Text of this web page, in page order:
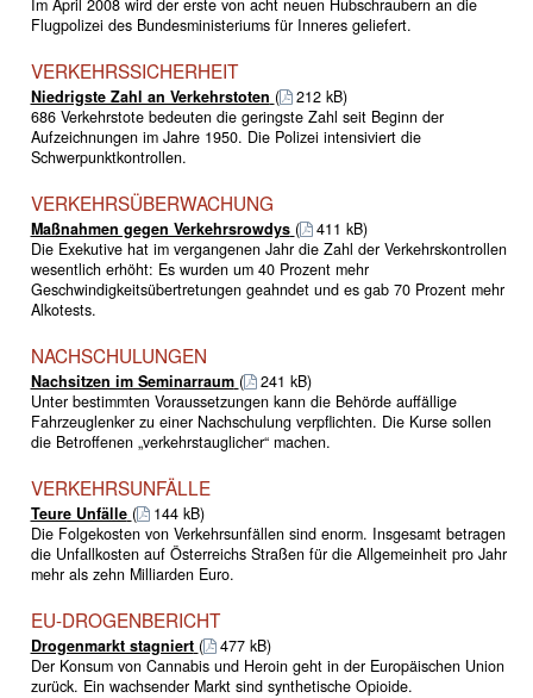
Im April 2008 wird der erste von acht neuen Hubschraubern an die
Flugpolizei des Bundesministeriums für Inneres geliefert.
VERKEHRSSICHERHEIT
Niedrigste Zahl an Verkehrstoten (
212 kB)
686 Verkehrstote bedeuten die geringste Zahl seit Beginn der
Aufzeichnungen im Jahre 1950. Die Polizei intensiviert die
Schwerpunktkontrollen.
VERKEHRSÜBERWACHUNG
Maßnahmen gegen Verkehrsrowdys (
411 kB)
Die Exekutive hat im vergangenen Jahr die Zahl der Verkehrskontrollen
wesentlich erhöht: Es wurden um 40 Prozent mehr
Geschwindigkeitsübertretungen geahndet und es gab 70 Prozent mehr
Alkotests.
NACHSCHULUNGEN
Nachsitzen im Seminarraum (
241 kB)
Unter bestimmten Voraussetzungen kann die Behörde auffällige
Fahrzeuglenker zu einer Nachschulung verpflichten. Die Kurse sollen
die Betroffenen „verkehrstauglicher“ machen.
VERKEHRSUNFÄLLE
Teure Unfälle (
144 kB)
Die Folgekosten von Verkehrsunfällen sind enorm. Insgesamt betragen
die Unfallkosten auf Österreichs Straßen für die Allgemeinheit pro Jahr
mehr als zehn Milliarden Euro.
EU-DROGENBERICHT
Drogenmarkt stagniert (
477 kB)
Der Konsum von Cannabis und Heroin geht in der Europäischen Union
zurück. Ein wachsender Markt sind synthetische Opioide.